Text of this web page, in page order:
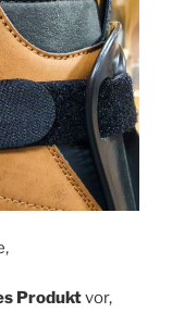
Produktvor,